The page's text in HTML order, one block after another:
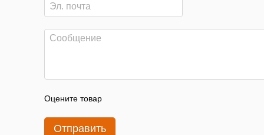
Оцените товар
Отправить